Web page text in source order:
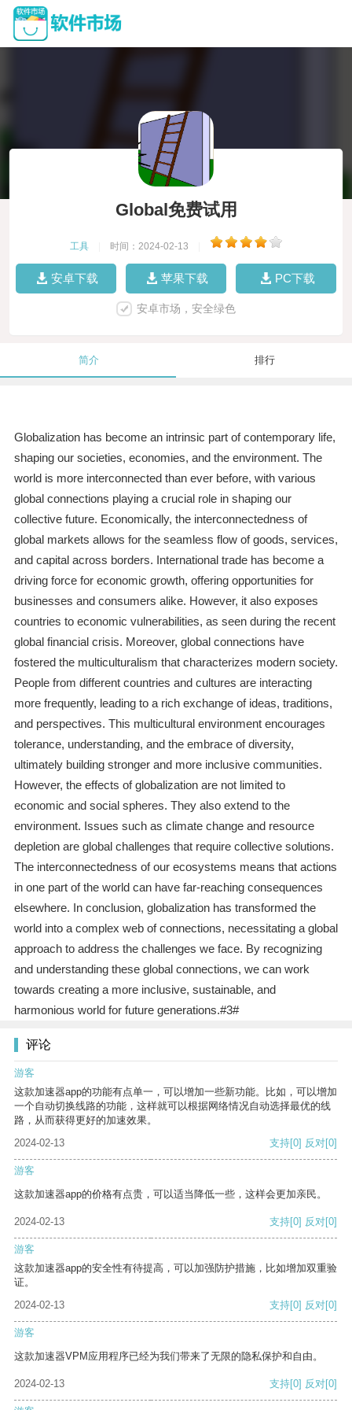
Global免费试用
工具 时间：2024-02-13
安卓下载 苹果下载 PC下载
安卓市场，安全绿色
简介 排行
Globalization has become an intrinsic part of contemporary life,
shaping our societies, economies, and the environment. The
world is more interconnected than ever before, with various
global connections playing a crucial role in shaping our
collective future. Economically, the interconnectedness of
global markets allows for the seamless flow of goods, services,
and capital across borders. International trade has become a
driving force for economic growth, offering opportunities for
businesses and consumers alike. However, it also exposes
countries to economic vulnerabilities, as seen during the recent
global financial crisis. Moreover, global connections have
fostered the multiculturalism that characterizes modern society.
People from different countries and cultures are interacting
more frequently, leading to a rich exchange of ideas, traditions,
and perspectives. This multicultural environment encourages
tolerance, understanding, and the embrace of diversity,
ultimately building stronger and more inclusive communities.
However, the effects of globalization are not limited to
economic and social spheres. They also extend to the
environment. Issues such as climate change and resource
depletion are global challenges that require collective solutions.
The interconnectedness of our ecosystems means that actions
in one part of the world can have far-reaching consequences
elsewhere. In conclusion, globalization has transformed the
world into a complex web of connections, necessitating a global
approach to address the challenges we face. By recognizing
and understanding these global connections, we can work
towards creating a more inclusive, sustainable, and
harmonious world for future generations.#3#
评论
游客
这款加速器app的功能有点单一，可以增加一些新功能。比如，可以增加
一个自动切换线路的功能，这样就可以根据网络情况自动选择最优的线
路，从而获得更好的加速效果。
2024-02-13
支持[0] 反对[0]
游客
这款加速器app的价格有点贵，可以适当降低一些，这样会更加亲民。
2024-02-13 支持[0] 反对[0]
游客
这款加速器app的安全性有待提高，可以加强防护措施，比如增加双重验
证。
2024-02-13
支持[0] 反对[0]
游客
这款加速器VPM应用程序已经为我们带来了无限的隐私保护和自由。
2024-02-13 支持[0] 反对[0]